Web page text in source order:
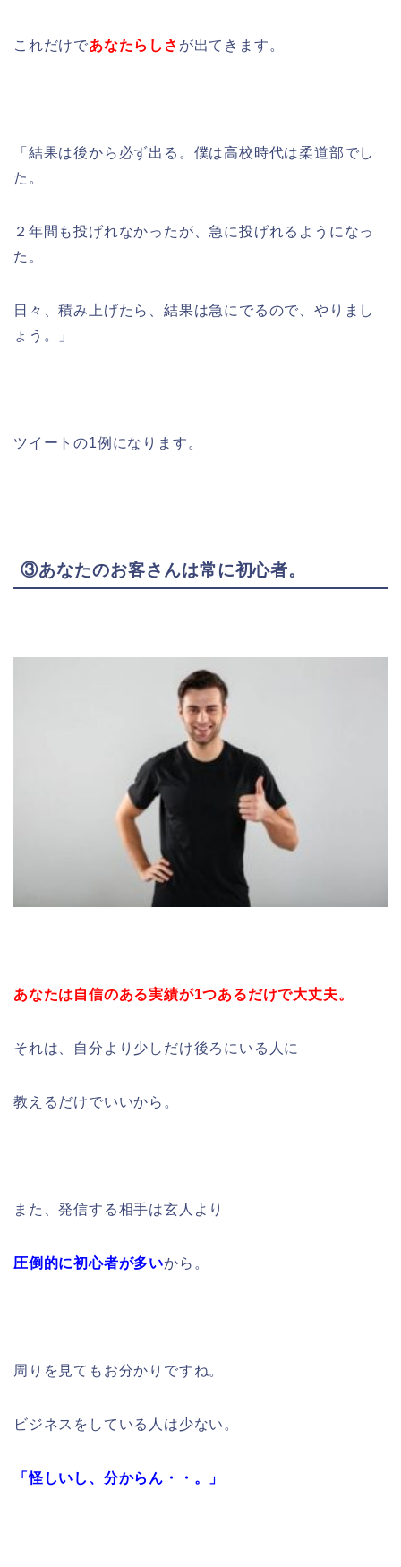
これだけであなたらしさ が出てきます。
「結果は後から必ず出る。僕は高校時代は柔道部でし
た。
２年間も投げれなかったが、急に投げれるようになっ
た。
日々、積み上げたら、結果は急にでるので、やりまし
ょう。」
ツイートの1例になります。
③あなたのお客さんは常に初心者。
あなたは自信のある実績が1つあるだけで大丈夫。
それは、自分より少しだけ後ろにいる人に
教えるだけでいいから。
また、発信する相手は玄人より
圧倒的に初心者が多いから。
周りを見てもお分かりですね。
ビジネスをしている人は少ない。
「怪しいし、分からん・・。」